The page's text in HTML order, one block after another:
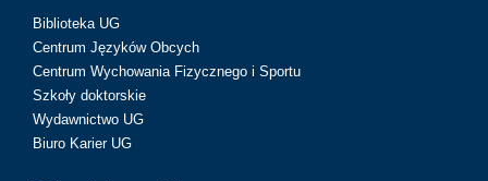
Biblioteka UG
Centrum Języków Obcych
Centrum Wychowania Fizycznego i Sportu
Szkoły doktorskie
Wydawnictwo UG
Biuro Karier UG